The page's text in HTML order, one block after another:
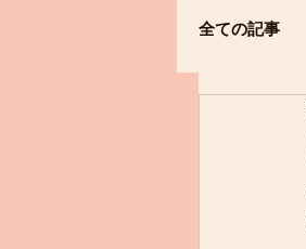
全ての記事